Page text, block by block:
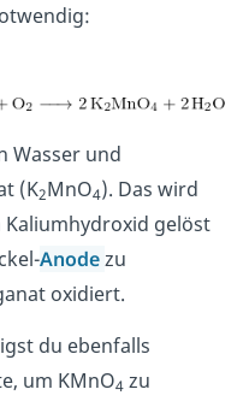
Wasser und
(K2MnO4). Das wird
gelöst
Anodezu
oxidiert.
du ebenfalls
um KMnO4 zu